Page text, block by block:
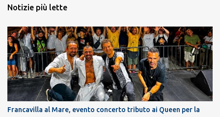
Notizie più lette
Francavilla al Mare, evento concerto tributo ai Queen per la